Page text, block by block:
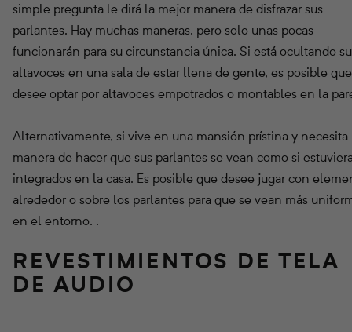
simple pregunta le dirá la mejor manera de disfrazar sus
parlantes. Hay muchas maneras, pero solo unas pocas
funcionarán para su circunstancia única. Si está ocultando
altavoces en una sala de estar llena de gente, es posible que
desee optar por altavoces empotrados o montables en la
Alternativamente, si vive en una mansión prístina y necesita
manera de hacer que sus parlantes se vean como si
integrados en la casa. Es posible que desee jugar con
alrededor o sobre los parlantes para que se vean más
en el entorno. .
REVESTIMIENTOS DE TELA
DE AUDIO